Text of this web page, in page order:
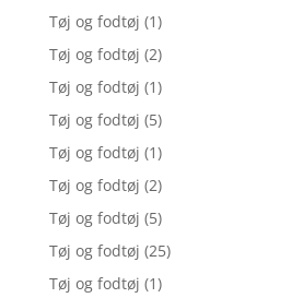
Tøj og fodtøj (1)
Tøj og fodtøj (2)
Tøj og fodtøj (1)
Tøj og fodtøj (5)
Tøj og fodtøj (1)
Tøj og fodtøj (2)
Tøj og fodtøj (5)
Tøj og fodtøj (25)
Tøj og fodtøj (1)